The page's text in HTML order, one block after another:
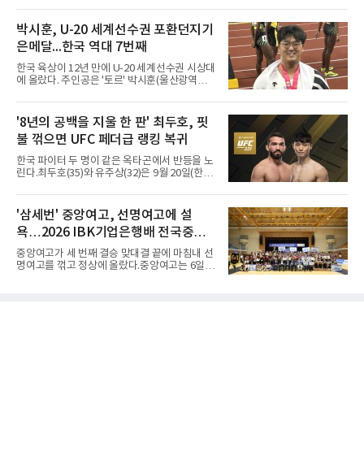
다.B조에서는 용산고가 안양고를 98-71로 꺾고
대회 2연승을 달렸다.한편 남중
서 일본여자프로농구 2부 리그 아란마레에 54-
79로 졌다. 이다연이 14점을 넣었으나 20점 9리
바운드를 기록한 바이 쿰바 디야산을 앞세운 상
대를 넘지 못했다.이번 대회에 처음 출전한 아란
마레는 조별리그부터 결승까지 6전 전승을 거뒀
고, 디야산이 최우수선수(MVP)로 뽑혔다.
박시훈, U-20 세계선수권 포환던지기
은메달...한국 역대 7번째
한국 육상이 12년 만에 U-20 세계선수권 시상대
에 올랐다. 주인공은 '토르' 박시훈(울산광역시)
진 헤이워드 필드에서 열린 세계육상연맹(WA)
20세 이하 세계선수권 남자 포환던지기 결선에
서 20.31ｍ를 던져 2위에 올랐다. 우승자 알레산
드로 보르헤스(브라질)와는 4㎝ 차이였다.기록
의 의미는 크다. 1986년 시작된 이 대회에서 한
국이 따낸 메달은 은 1개와 동 5개뿐이다. 1992
년 이진일(800ｍ)의 은메달 이후 박재홍, 박재
7번째 메달리스트가 됐다.승부는 막판에 갈렸
다. 3차 시기에서 20.31ｍ로 선
'8년의 공백을 지울 한 판' 최두호, 핏
불 꺾으면 UFC 페더급 랭킹 복귀
한국 파이터 두 명이 같은 옥타곤에서 반등을 노
린다.최두호(35)와 유주상(32)은 9월 20일(한국
서 열리는 'UFC 331: 반 vs 판토자 2'에 출전해
각각 파트리시우 핏불(39·브라질), 마이클 애즈
웰 주니어(25·미국)와 맞선다.최두호의 목표는 8
년 만의 페더급 랭킹 재진입이다. 데뷔 후 3연속
KO승으로 11위까지 올랐던 그는 2018년 7월 순
위에서 빠졌고, 병역을 마치고 2023년 복귀한
뒤 1무에 이어 다시 3연속 KO승을 기록했다.상
'삼세번' 중앙여고, 선명여고에 설
욕…2026 IBK기업은행배 전국중고
배구대회 우승
중앙여고가 세 번째 결승 맞대결 끝에 마침내 선
명여고를 꺾고 정상에 올랐다.중앙여고는 6일